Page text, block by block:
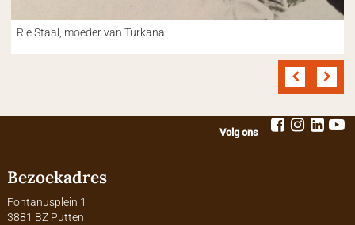
Rie Staal, moeder van Turkana
Volg ons
Bezoekadres
Fontanusplein 1
3881 BZ Putten